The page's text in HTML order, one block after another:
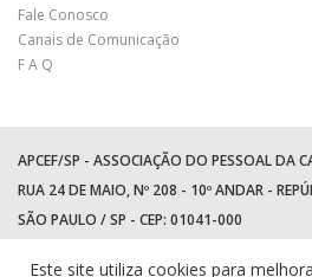
Fale Conosco
Canais de Comunicação
F A Q
APCEF/SP - ASSOCIAÇÃO DO PESSOAL DA
RUA 24 DE MAIO, Nº 208 - 10º ANDAR -
SÃO PAULO / SP - CEP: 01041-000
Este site utiliza cookies para